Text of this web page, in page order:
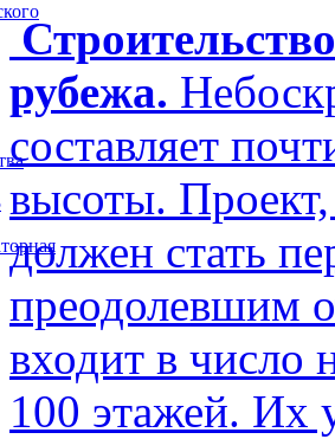
рубежа.
составляет
высоты.
должен стать
преодолевшим
входит в
100 этажей. Их